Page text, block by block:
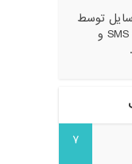
توسط
مدار SMS Control و
7